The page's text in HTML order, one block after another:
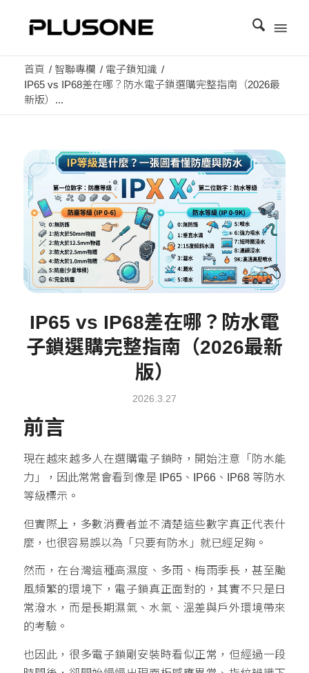
首頁 / 智聯專欄 / 電子鎖知識 /
IP65 vs IP68差在哪？防水電子鎖選購完整指南（2026最
新版）...
IP65 vs IP68差在哪？防水電
子鎖選購完整指南（2026最新
版）
2026.3.27
前言
現在越來越多人在選購電子鎖時，開始注意「防水能
力」，因此常常會看到像是 IP65、IP66、IP68 等防水
等級標示。
但實際上，多數消費者並不清楚這些數字真正代表什
麼，也很容易誤以為「只要有防水」就已經足夠。
然而，在台灣這種高濕度、多雨、梅雨季長，甚至颱
風頻繁的環境下，電子鎖真正面對的，其實不只是日
常潑水，而是長期濕氣、水氣、溫差與戶外環境帶來
的考驗。
也因此，很多電子鎖剛安裝時看似正常，但經過一段